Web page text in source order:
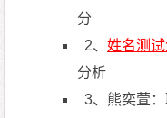
分
2、姓名测试
分析
3、熊奕萱